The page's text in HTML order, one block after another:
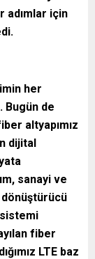
adımlar için
her
Bugün de
altyapımız
dijital
sanayi ve
dönüştürücü
fiber
LTE baz